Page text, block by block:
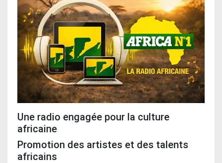
Une radio engagée pour la culture
africaine
Promotion des artistes et des talents
africains